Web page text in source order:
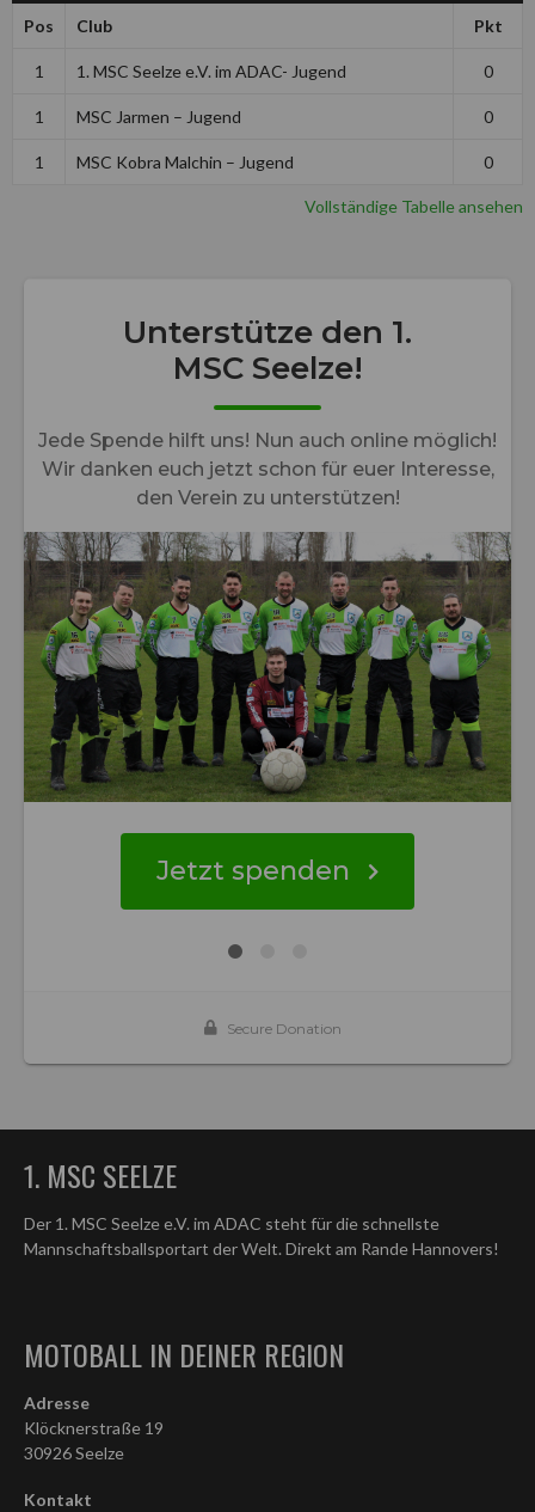
Pos Club Pkt
1 1. MSC Seelze e.V. im ADAC- Jugend 0
1 MSC Jarmen – Jugend 0
1 MSC Kobra Malchin – Jugend 0
Vollständige Tabelle ansehen
1. MSC SEELZE
Der 1. MSC Seelze e.V. im ADAC steht für die schnellste
Mannschaftsballsportart der Welt. Direkt am Rande Hannovers!
MOTOBALL IN DEINER REGION
Adresse
Klöcknerstraße 19
30926 Seelze
Kontakt